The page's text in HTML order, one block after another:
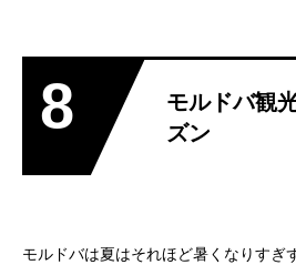
8
モルドバ観
ズン
モルドバは夏はそれほど暑くなりすぎ